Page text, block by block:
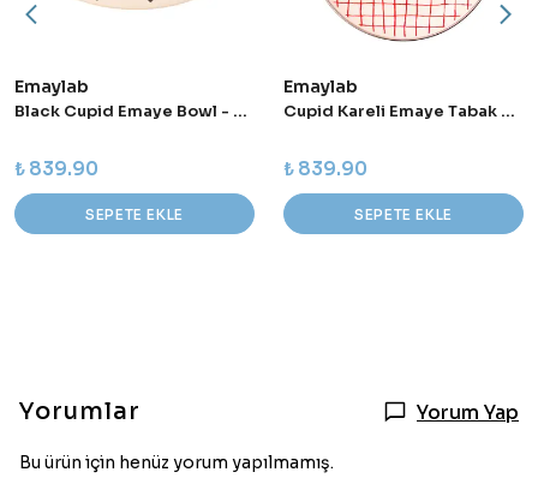
Emaylab
Black Cupid Emaye Bowl - Salata - Sunum Kasesi
₺ 839.90
SEPETE EKLE
Emaylab
Cupid Kareli Emaye Tabak Pasta Sunum Tabağı - 21 cm
₺ 839.90
SEPETE EKLE
Yorumlar Yorum Yap
Bu ürün için henüz yorum yapılmamış.